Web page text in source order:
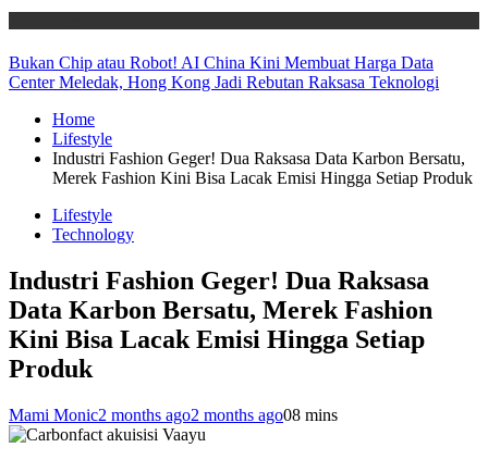
Bukan Chip atau Robot! AI China Kini Membuat Harga Data
Center Meledak, Hong Kong Jadi Rebutan Raksasa Teknologi
Home
Lifestyle
Industri Fashion Geger! Dua Raksasa Data Karbon Bersatu,
Merek Fashion Kini Bisa Lacak Emisi Hingga Setiap Produk
Lifestyle
Technology
Industri Fashion Geger! Dua Raksasa
Data Karbon Bersatu, Merek Fashion
Kini Bisa Lacak Emisi Hingga Setiap
Produk
Mami Monic2 months ago2 months ago08 mins